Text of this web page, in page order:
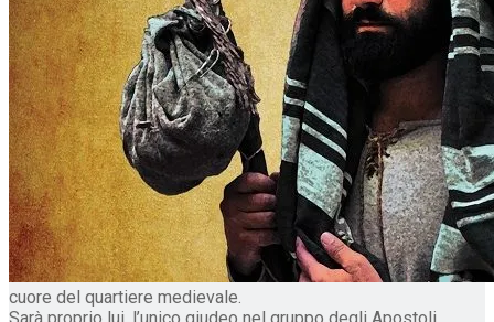
cuore del quartiere medievale.